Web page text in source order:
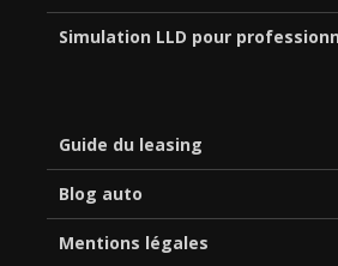
Simulation LLD pour
Guide du leasing
Blog auto
Mentions légales